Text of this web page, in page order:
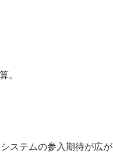
。
ステムの参入期待が広が